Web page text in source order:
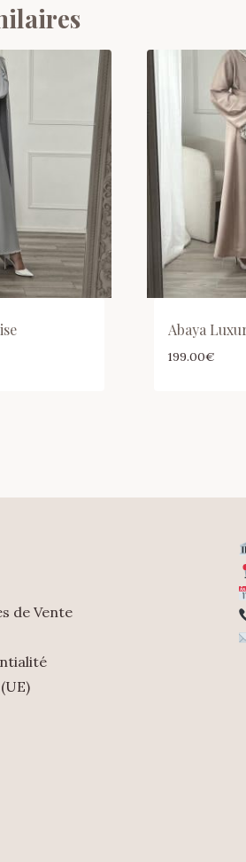
Abaya
199.00€
de Vente